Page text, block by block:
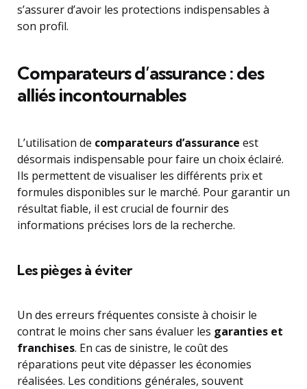
s’assurer d’avoir les protections indispensables à
son profil.
Comparateurs d’assurance : des
alliés incontournables
L’utilisation de comparateurs d’assurance est
désormais indispensable pour faire un choix éclairé.
Ils permettent de visualiser les différents prix et
formules disponibles sur le marché. Pour garantir un
résultat fiable, il est crucial de fournir des
informations précises lors de la recherche.
Les pièges à éviter
Un des erreurs fréquentes consiste à choisir le
contrat le moins cher sans évaluer les garanties et
franchises. En cas de sinistre, le coût des
réparations peut vite dépasser les économies
réalisées. Les conditions générales, souvent